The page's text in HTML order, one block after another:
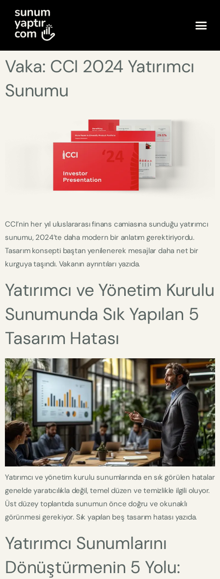
Vaka: CCI 2024 Yatırımcı
Sunumu
CCI’nin her yıl uluslararası finans camiasına sunduğu yatırımcı
sunumu, 2024’te daha modern bir anlatım gerektiriyordu.
Tasarım konsepti baştan yenilenerek mesajlar daha net bir
kurguya taşındı. Vakanın ayrıntıları yazıda.
Yatırımcı ve Yönetim Kurulu
Sunumunda Sık Yapılan 5
Tasarım Hatası
Yatırımcı ve yönetim kurulu sunumlarında en sık görülen hatalar
genelde yaratıcılıkla değil, temel düzen ve temizlikle ilgili oluyor.
Üst düzey toplantıda sunumun önce doğru ve okunaklı
görünmesi gerekiyor. Sık yapılan beş tasarım hatası yazıda.
Yatırımcı Sunumlarını
Dönüştürmenin 5 Yolu: